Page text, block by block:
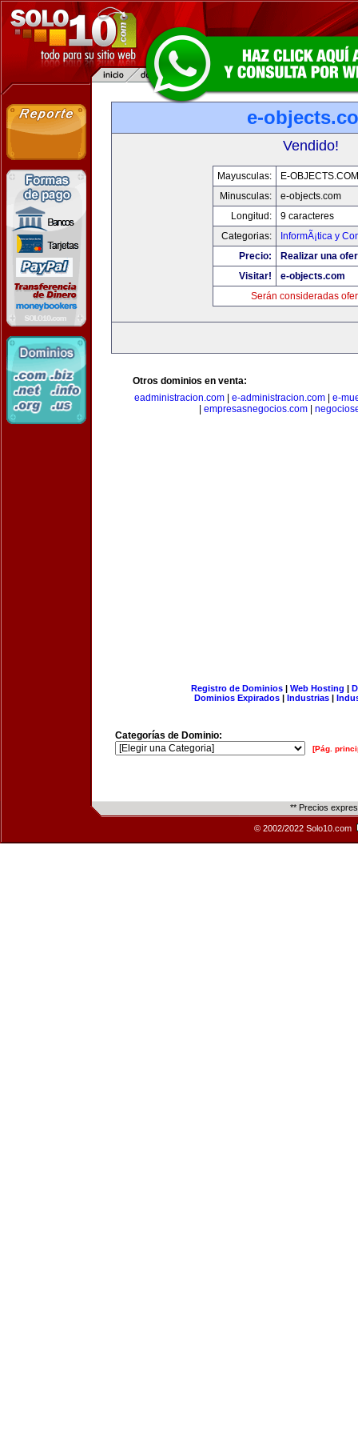
e-
Vendido!
Mayusculas:
E-OBJECTS.COM
Minusculas:
e-objects.com
Longitud:
9 caracteres
Categorias:
InformÃ¡tica y
Precio:
Realizar una
Visitar!
e-objects.com
Serán consideradas
Otros dominios en venta:
eadministracion.com| e-administracion.com| e-
empresasnegocios.com|
Registro de Dominios| Web Hosting |
Dominios Expirados | Industrias |
Categorías de Dominio:
[Pág.
** Precios
© 2002/2022 Solo10.com